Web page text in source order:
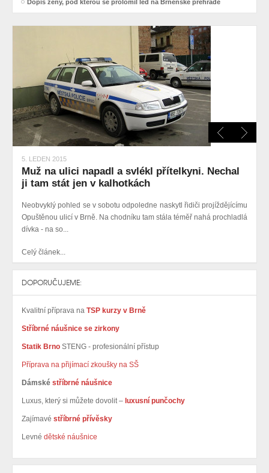
Dopis ženy, pod kterou se prolomil led na Brněnské přehradě
5. LEDEN 2015
Muž na ulici napadl a svlékl přítelkyni. Nechal
ji tam stát jen v kalhotkách
Neobvyklý pohled se v sobotu odpoledne naskytl řidiči projíždějícímu
Opuštěnou ulicí v Brně. Na chodníku tam stála téměř nahá prochladlá
dívka - na so...
Celý článek...
DOPORUČUJEME:
Kvalitní příprava na TSP kurzy v Brně
Stříbrné náušnice se zirkony
Statik Brno STENG - profesionální přístup
Příprava na přijímací zkoušky na SŠ
Dámské stříbrné náušnice
Luxus, který si můžete dovolit – luxusní punčochy
Zajímavé stříbrné přívěsky
Levné dětské náušnice